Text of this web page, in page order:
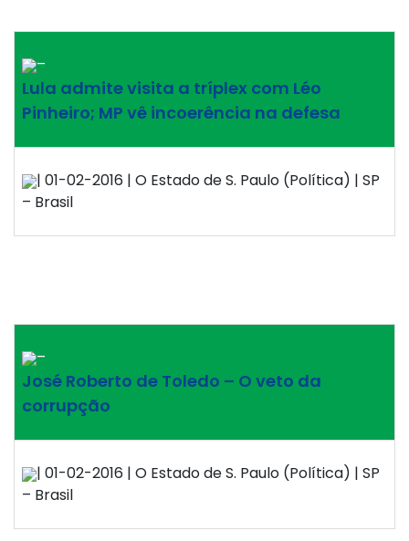
–
Lula admite visita a tríplex com Léo
Pinheiro; MP vê incoerência na defesa
| 01-02-2016 | O Estado de S. Paulo (Política) | SP
– Brasil
–
José Roberto de Toledo – O veto da
corrupção
| 01-02-2016 | O Estado de S. Paulo (Política) | SP
– Brasil